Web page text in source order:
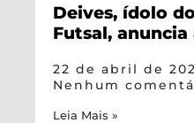
Deives, ídolo
Futsal,
22 de abril de
Nenhum
Leia Mais »